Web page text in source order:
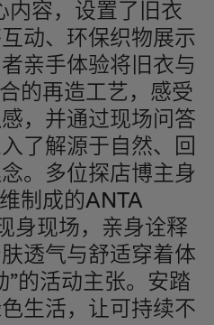
内容，设置了旧衣
动、环保织物展示
亲手体验将旧衣与
的再造工艺，感受
，并通过现场问答
了解源于自然、回
。多位探店博主身
制成的ANTA
身现场，亲身诠释
透气与舒适穿着体
”的活动主张。安踏
生活，让可持续不